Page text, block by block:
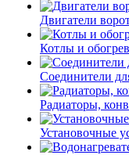
Двигатели
Котлы и
Соединители
Радиаторы,
Установочные